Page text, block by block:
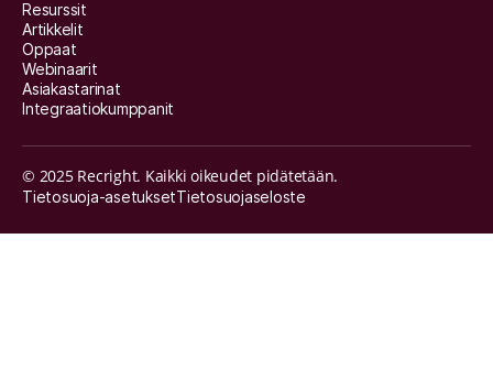
Resurssit
Artikkelit
Oppaat
Webinaarit
Asiakastarinat
Integraatiokumppanit
© 2025 Recright. Kaikki oikeudet pidätetään.
Tietosuoja-asetuksetTietosuojaseloste